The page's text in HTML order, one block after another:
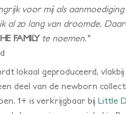
voor mij als aanmoediging
al zo lang van droomde.
FAMILY te noemen."
lokaal geproduceerd, vlakbij
deel van de newborn
1+ is verkrijgbaar bij Little